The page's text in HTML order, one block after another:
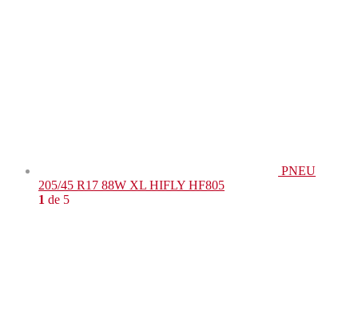
PNEU
205/45 R17 88W XL HIFLY HF805
1 de 5